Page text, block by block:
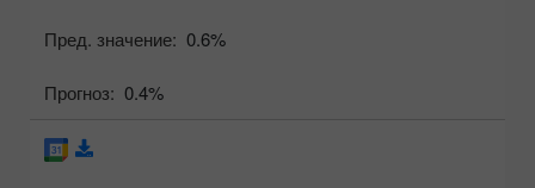
Пред. значение: 0.6%
Прогноз: 0.4%